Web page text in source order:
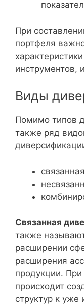
При
портфеля
инструментов,
Виды
Помимо типов
также ряд
связанная
Связанная
также
расширении
расширения
продукции.
происходит
структур к